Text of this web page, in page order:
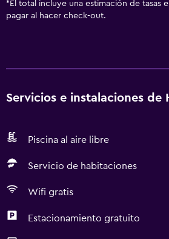
* El total incluye una estimación de tasas
pagar al hacer check-out.
Servicios e instalaciones de
Piscina al aire libre
Servicio de habitaciones
Wifi gratis
Estacionamiento gratuito